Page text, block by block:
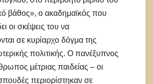
βάθος», ο ακαδημαϊκός που
οι σκέψεις του να
σε κυρίαρχο δόγμα της
πολιτικής. Ο πανέξυπνος
μέτριας παιδείας – οι
περιορίστηκαν σε